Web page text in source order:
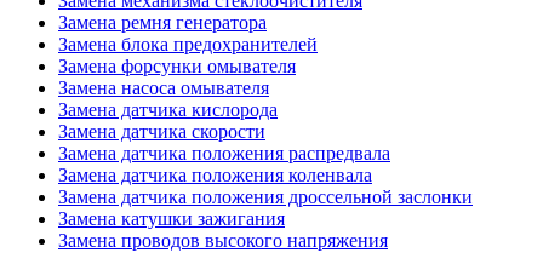
Замена ремня генератора
Замена блока предохранителей
Замена форсунки омывателя
Замена насоса омывателя
Замена датчика кислорода
Замена датчика скорости
Замена датчика положения распредвала
Замена датчика положения коленвала
Замена датчика положения дроссельной заслонки
Замена катушки зажигания
Замена проводов высокого напряжения